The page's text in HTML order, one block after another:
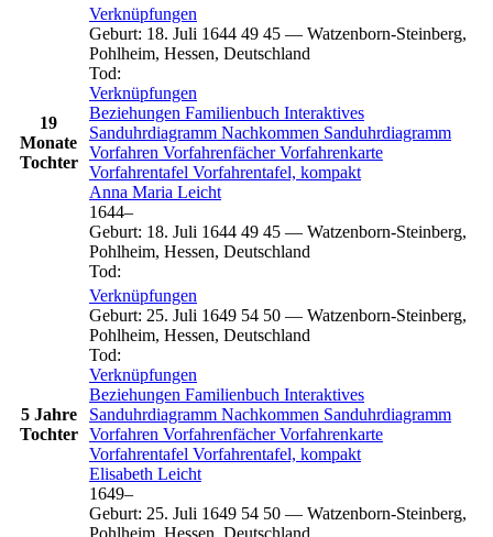
19
Monate
Tochter
Verknüpfungen
Geburt: 18. Juli 1644 49 45 — Watzenborn-Steinberg,
Pohlheim, Hessen, Deutschland
Tod:
Verknüpfungen
Beziehungen Familienbuch Interaktives
Sanduhrdiagramm Nachkommen Sanduhrdiagramm
Vorfahren VorfahrenfächerVorfahrenkarte
Vorfahrentafel Vorfahrentafel, kompakt
Anna Maria Leicht
1644–
Geburt: 18. Juli 1644 49 45 — Watzenborn-Steinberg,
Pohlheim, Hessen, Deutschland
Tod:
5 Jahre
Tochter
Verknüpfungen
Geburt: 25. Juli 1649 54 50 — Watzenborn-Steinberg,
Pohlheim, Hessen, Deutschland
Tod:
Verknüpfungen
Beziehungen Familienbuch Interaktives
Sanduhrdiagramm Nachkommen Sanduhrdiagramm
Vorfahren VorfahrenfächerVorfahrenkarte
Vorfahrentafel Vorfahrentafel, kompakt
Elisabeth Leicht
1649–
Geburt: 25. Juli 1649 54 50 — Watzenborn-Steinberg,
Pohlheim, Hessen, Deutschland